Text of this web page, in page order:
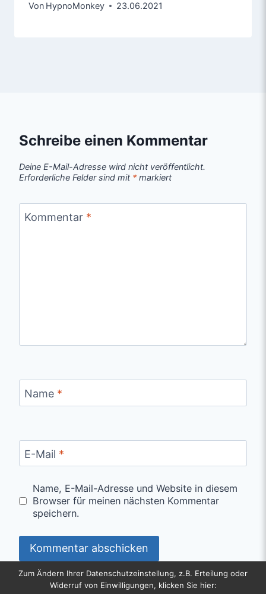
Von HypnoMonkey 23.06.2021
Schreibe einen Kommentar
Deine E-Mail-Adresse wird nicht veröffentlicht.
Erforderliche Felder sind mit * markiert
Kommentar *
Name *
E-Mail *
Name, E-Mail-Adresse und Website in diesem
Browser für meinen nächsten Kommentar
speichern.
Zum Ändern Ihrer Datenschutzeinstellung, z.B. Erteilung oder
Widerruf von Einwilligungen, klicken Sie hier: